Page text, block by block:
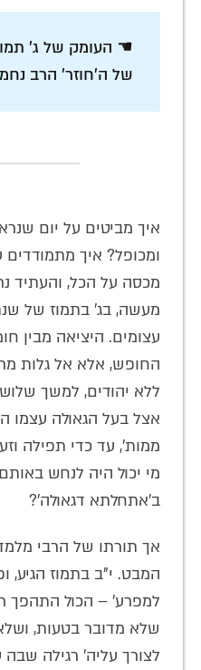
☚ העומק של ג'
של ה'חוזר' הרב
איך מביטים על יום
ומכופל? איך
מכסה על הכל, והעתיד
מעשה, בג' בתמוז של
עצומים. היציאה מבין
החופש, אלא אל גלות
ללא יהודים, למשך
אצל בעל הגאולה עצמו
ממות', עד כדי תפילה
מי יכול היה לנחש
ב'אתחלתא דגאולה'?
אך תורתו של הרבי
המבט. י"ב בתמוז הגיע,
למפרע' – הכול התהפך
שלא מדובר בטעות,
לצורך עליה' רגילה שבה